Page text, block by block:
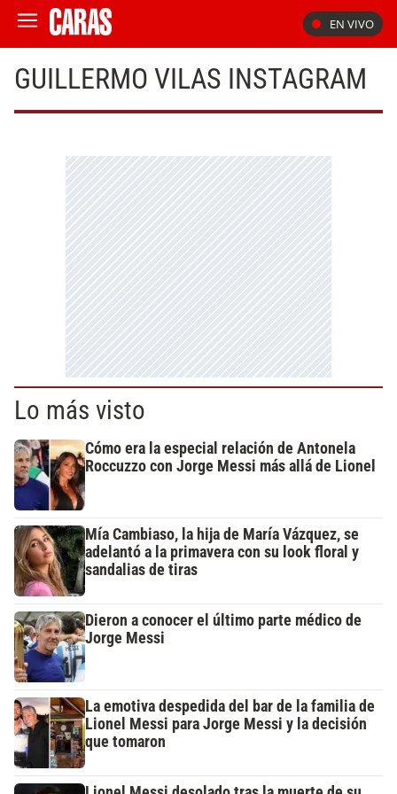
EN VIVO
GUILLERMO VILAS INSTAGRAM
Lo más visto
Cómo era la especial relación de Antonela
Roccuzzo con Jorge Messi más allá de Lionel
Mía Cambiaso, la hija de María Vázquez, se
adelantó a la primavera con su look floral y
sandalias de tiras
Dieron a conocer el último parte médico de
Jorge Messi
La emotiva despedida del bar de la familia de
Lionel Messi para Jorge Messi y la decisión
que tomaron